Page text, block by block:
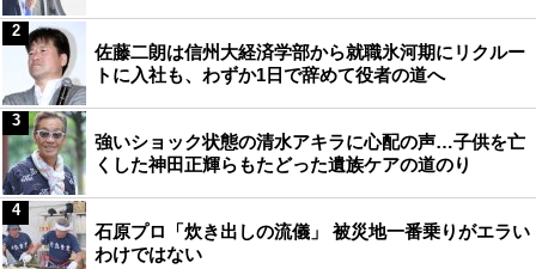
佐藤二朗は信州大経済学部から就職氷河期にリクルー
トに入社も、わずか1日で辞めて役者の道へ
2
強いショック状態の清水アキラに心配の声…子供を亡
くした神田正輝らもたどった遺族ケアの道のり
3
石原プロ「炊き出しの流儀」 被災地一番乗りがエラい
わけではない
4